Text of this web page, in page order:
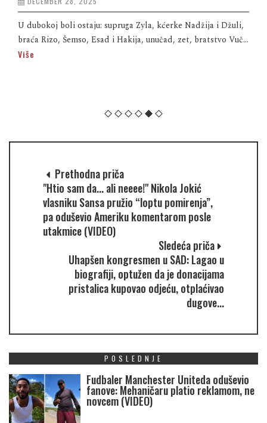
U dubokoj boli ostaju: supruga Zyla, kćerke Nadžija i Džuli,
braća Rizo, Šemso, Esad i Hakija, unučad, zet, bratstvo Vuč...
Više
Prethodna priča
"Htio sam da... ali neeee!" Nikola Jokić
vlasniku Sansa pružio “loptu pomirenja”,
pa oduševio Ameriku komentarom posle
utakmice (VIDEO)
Sledeća priča
Uhapšen kongresmen u SAD: Lagao u
biografiji, optužen da je donacijama
pristalica kupovao odjeću, otplaćivao
dugove...
POSLEDNJE
Fudbaler Manchester Uniteda oduševio
fanove: Mehaničaru platio reklamom, ne
novcem (VIDEO)